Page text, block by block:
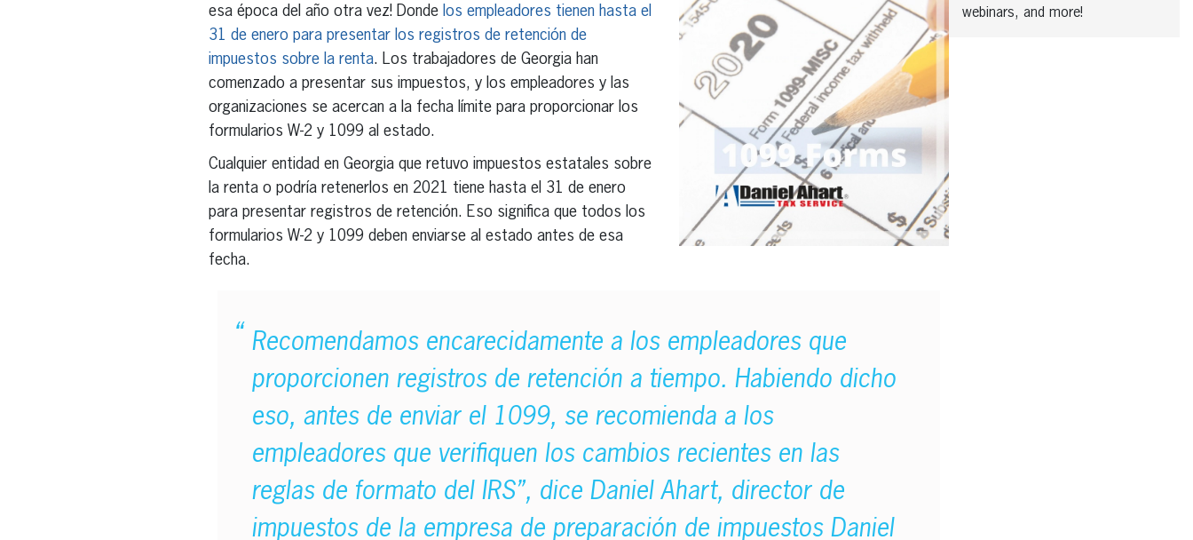
esa época del año otra vez! Donde los empleadores tienen hasta el
31 de enero para presentar los registros de retención de
impuestos sobre la renta. Los trabajadores de Georgia han
comenzado a presentar sus impuestos, y los empleadores y las
organizaciones se acercan a la fecha límite para proporcionar los
formularios W-2 y 1099 al estado.
Cualquier entidad en Georgia que retuvo impuestos estatales sobre
la renta o podría retenerlos en 2021 tiene hasta el 31 de enero
para presentar registros de retención. Eso significa que todos los
formularios W-2 y 1099 deben enviarse al estado antes de esa
fecha.
Recomendamos encarecidamente a los empleadores que
proporcionen registros de retención a tiempo. Habiendo dicho
eso, antes de enviar el 1099, se recomienda a los
empleadores que verifiquen los cambios recientes en las
reglas de formato del IRS”, dice Daniel Ahart, director de
impuestos de la empresa de preparación de impuestos Daniel
webinars, and more!